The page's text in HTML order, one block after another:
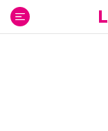
contenido